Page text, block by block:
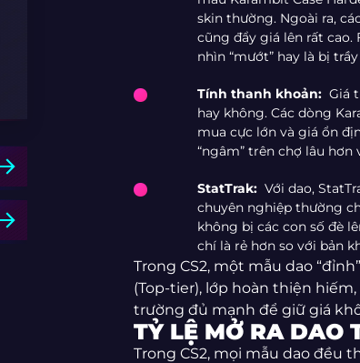
skin thường. Ngoài ra,
cũng đẩy giá lên rất
nhìn “mướt” hay là bị
Tính thanh khoản: Giá
hay không. Các dòng
mua cực lớn và giá ổn
“ngâm” trên chợ lâu
StatTrak: Với dao,
chuyên nghiệp thường
không bị các con số đè
chí là rẻ hơn so với bản
Trong CS2, một mẫu dao
(Top-tier), lớp hoàn thiện
trường đủ mạnh để giữ giá
TỶ LỆ MỞ RA DAO
Trong CS2, mọi mẫu dao đều